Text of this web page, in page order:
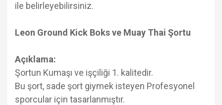
ile belirleyebilirsiniz.
Leon Ground Kick Boks ve Muay Thai Şortu
Açıklama:
Şortun Kumaşı ve işçiliği 1. kalitedir.
Bu şort, sade şort giymek isteyen Profesyonel
sporcular için tasarlanmıştır.